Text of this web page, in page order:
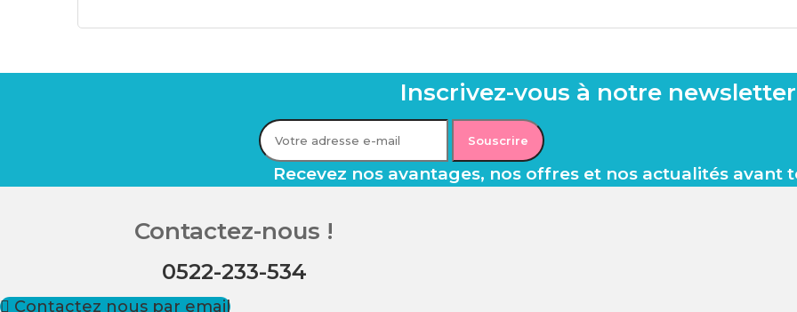
Inscrivez-vous à notre newsletter
Souscrire
Recevez nos avantages, nos offres et nos actualités avant
Contactez-nous !
0522-233-534
Contactez nous par email